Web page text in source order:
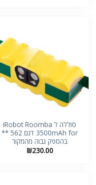
סוללה ל iRobot Roomba
3500mAh for דגם 562 **
בהספק גבוה מהמקור
₪230.00